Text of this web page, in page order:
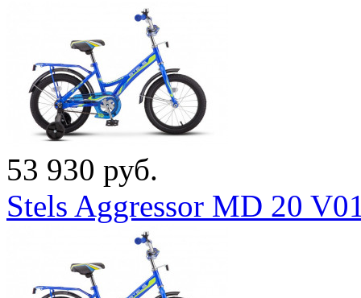
53 930 руб.
Stels Aggressor MD 20